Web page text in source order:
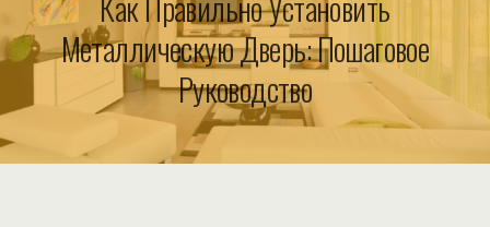
Металлическую Дверь: Пошаговое
Руководство